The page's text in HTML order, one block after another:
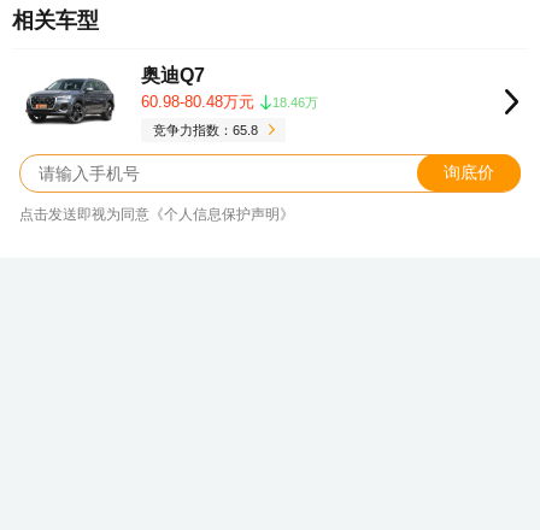
相关车型
奥迪Q7
60.98-80.48万元
18.46万
竞争力指数：65.8
询底价
点击发送即视为同意《个人信息保护声明》